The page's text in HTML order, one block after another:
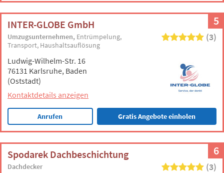
5
INTER-GLOBE GmbH
Umzugsunternehmen Entrümpelung
Transport Haushaltsauflösung
(3)
Ludwig-Wilhelm-Str. 16
76131 Karlsruhe, Baden
(Oststadt)
Kontaktdetails anzeigen
Anrufen Gratis Angebote einholen
6
Spodarek Dachbeschichtung
Dachdecker (3)